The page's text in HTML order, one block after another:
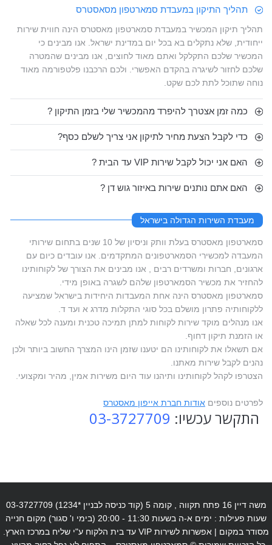
תהליך התיקון במעבדת סמארטפון מסאסטרס
תהליך תיקון המכשיר במעבדת סמארטפון מאסטרס הינה חווית שירות
ייחודית, שלא נתקלים בא בכל יום במדינת ישראל. אנו מבינים כי
המכשיר שלכם התקלקל ואתם מאוד לחוצים, אנו מבינים שהמטרה
שלכם לחזור לשיגרה בהקדם האפשרי. ולכם הרכבנו פלטפורמה מאוד
נוחה שתוכל לתת לכם שקט.
כמה זמן אצטרך להיפרד מהמכשיר שלי בזמן התיקון ?
כדי לקבל הצעת מחיר לתיקון אני צריך לשלם כסף?
האם אני יכול לקבל שירות VIP עד הבית ?
האם אתם נותנים שירות באיזור גוש דן ?
מעבדת השירות הגדולה בישראל
סמארטפון מאסטרס בעלת וותק וניסיון של 10 שנים בתחום שירותי
המעבדה למכשירי הסמארטפונים המתקדמים. אנו עובדים כיום עם
ארגונים, חברות ומשרדים רבים , אנו מבינים את הצורך של לקוחותינו
להחזיר את מכשיר הסמארטפון שלהם לשגרה באופן מידי.
סמארטפון מאסטרס הינה אחת המעבדות היחידות בישראל שמציעה
ללקוחותיה פתרון מושלם בכל סוגי התקלות מדרג א ועד ד.
אנו מנהלים מוקד שירות לקוחות למתן תמיכה טכנית ומענה לכל שאלה
או הזמנת תיקון דחוף.
אם תשאלו את לקוחותינו הם יטענו שזמן הינו המצרך החשוב ביותר ולכן
נהנים לקבל שירות מאתנו.
הצטרפו לקהל לקוחותינו ותיהנו עוד היום משירות אמין, מהיר ומקצועי.
לפרטים נוספים אודות חברת אייפון מאסטרס
התקשר עכשיו: 03-3727709
משה דיין 16 פתח תקווה , קומה 5 (קוד כניסה לבניין *1234) 03-3727709
שעות פעילות : ימים א-ה בשעות 11:30 - 20:00 (בימי ו' סגור) מקום חנייה
מסודר במקום | אפשרות לשירות VIP עד בית הלקוח ע"י שליח במרכז הארץ.